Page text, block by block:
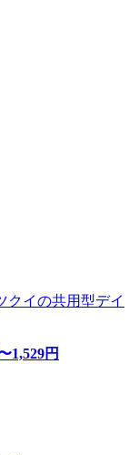
クイの共用型デイ
1,529円